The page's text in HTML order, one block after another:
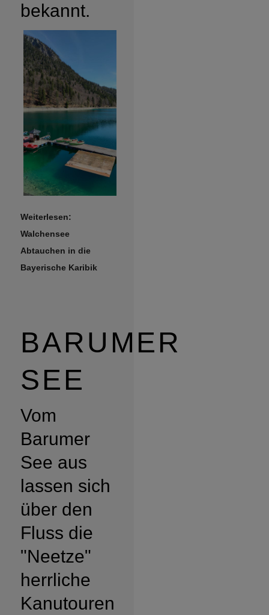
bekannt.
Weiterlesen:
Walchensee
Abtauchen in die
Bayerische Karibik
BARUMER
SEE
Vom
Barumer
See aus
lassen sich
über den
Fluss die
"Neetze"
herrliche
Kanutouren